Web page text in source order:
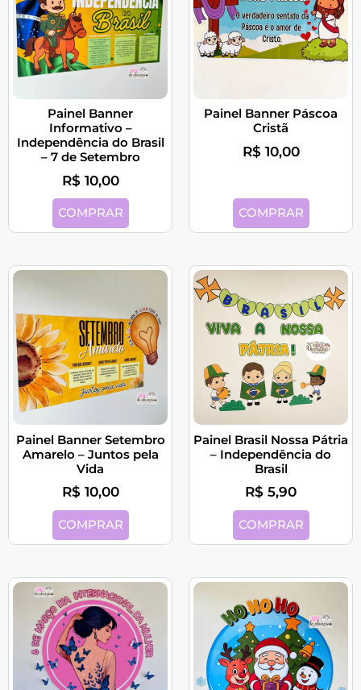
Painel Banner
Informativo –
Independência do Brasil
– 7 de Setembro
R$ 10,00
COMPRAR
Painel Banner Páscoa
Cristã
R$ 10,00
COMPRAR
Painel Banner Setembro
Amarelo – Juntos pela
Vida
R$ 10,00
COMPRAR
Painel Brasil Nossa Pátria
– Independência do
Brasil
R$ 5,90
COMPRAR